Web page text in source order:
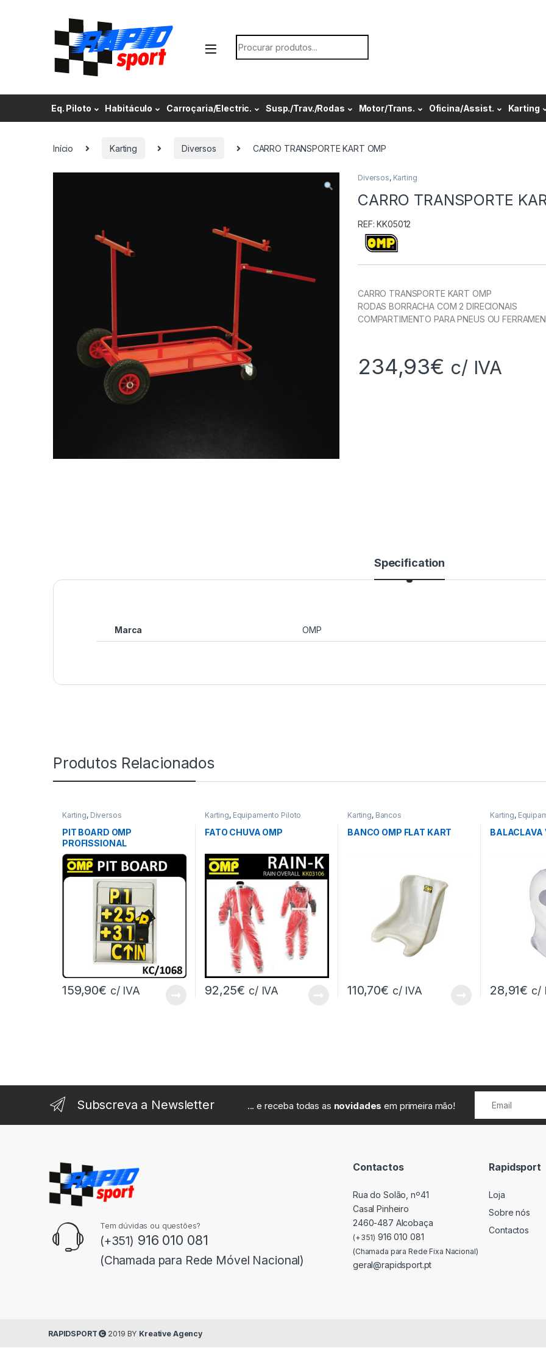
Search for:
Eq. Piloto Habitáculo Carroçaria/Electric. Susp./Trav./Rodas Motor/Trans. Oficina/Assist. Karting
Início Karting Diversos CARRO TRANSPORTE KART OMP
Diversos, Karting
CARRO TRANSPORTE
REF: KK05012
CARRO TRANSPORTE KART OMP
RODAS BORRACHA COM 2 DIRECIONAIS
COMPARTIMENTO PARA PNEUS OU
234,93€ c/ IVA
Specification
Marca OMP
Produtos Relacionados
Karting, Diversos
PIT BOARD OMP
PROFISSIONAL
159,90€ c/ IVA
Karting, Equipamento Piloto
FATO CHUVA OMP
92,25€ c/ IVA
Karting, Bancos
BANCO OMP FLAT KART
110,70€ c/ IVA
Karting,
BALACLAVA
28,91€ c/
Subscreva a Newsletter ... e receba todas as novidades em primeira mão!
Tem dúvidas ou questões?
(+351) 916 010 081
(Chamada para Rede Móvel Nacional)
Contactos
Rua do Solão, nº41
Casal Pinheiro
2460-487 Alcobaça
(+351) 916 010 081
(Chamada para Rede Fixa Nacional)
geral@rapidsport.pt
Rapidsport
Loja
Sobre nós
Contactos
RAPIDSPORT 2019 BY Kreative Agency